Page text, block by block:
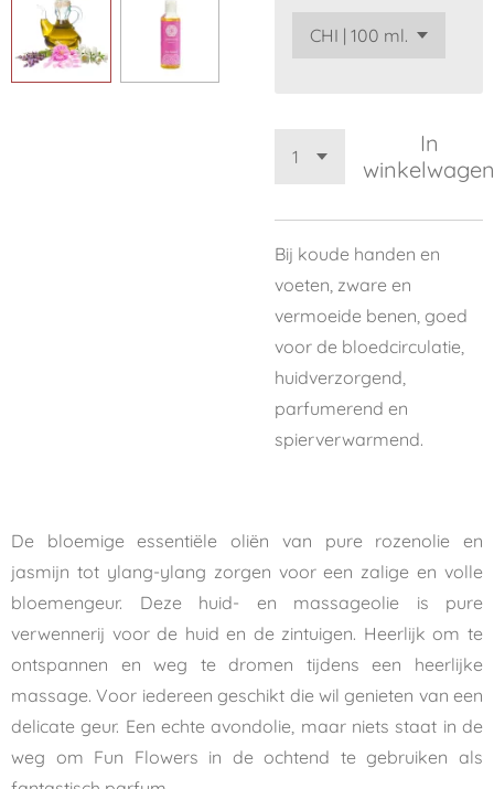
In
winkelwagen
Bij koude handen en
voeten, zware en
vermoeide benen, goed
voor de bloedcirculatie,
huidverzorgend,
parfumerend en
spierverwarmend.
De bloemige essentiële oliën van pure rozenolie en
jasmijn tot ylang-ylang zorgen voor een zalige en volle
bloemengeur. Deze huid- en massageolie is pure
verwennerij voor de huid en de zintuigen. Heerlijk om te
ontspannen en weg te dromen tijdens een heerlijke
massage. Voor iedereen geschikt die wil genieten van een
delicate geur. Een echte avondolie, maar niets staat in de
weg om Fun Flowers in de ochtend te gebruiken als